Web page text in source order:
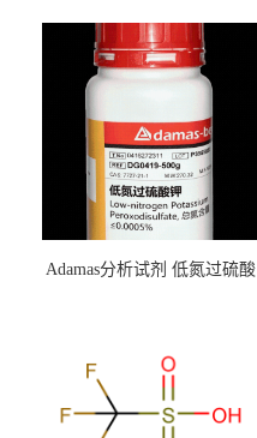
Adamas分析试剂 低氮过硫酸
（泰坦现货供应）